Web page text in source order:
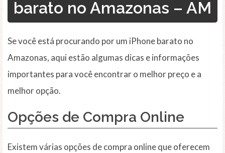
barato no Amazonas – AM
Se você está procurando por um iPhone barato no
Amazonas, aqui estão algumas dicas e informações
importantes para você encontrar o melhor preço e a
melhor opção.
Opções de Compra Online
Existem várias opções de compra online que oferecem